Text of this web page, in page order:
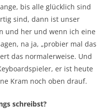
bis alle glücklich sind
sind, dann ist unser
und her und wenn ich eine
na ja, „probier mal das
das normalerweise. Und
er ist heute
Kram noch oben drauf.
schreibst?